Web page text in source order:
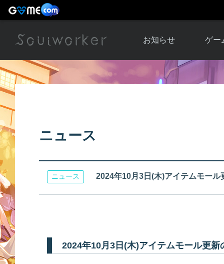
お知らせ
お知らせ一覧
ゲー
ソウ
アップ
ニュース
ニュース 2024年10月3日(木)アイテムモール
2024年10月3日(木)アイテムモール更新